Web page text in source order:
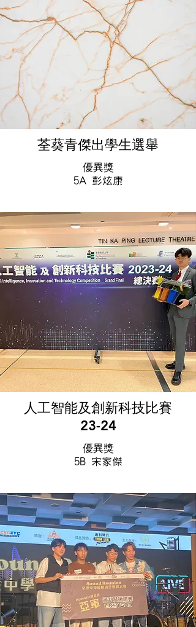
荃葵青傑出學生選舉
優異獎
5A 彭炫康
人工智能及創新科技比賽
23-24
優異獎
5B 宋家傑